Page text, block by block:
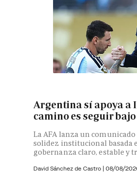
Argentina sí apoya a
camino es seguir
La AFA lanza un comunicado
solidez institucional basada
gobernanza claro, estable y
David Sánchez de Castro | 08/08/